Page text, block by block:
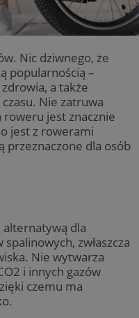
Nic dziwnego, że
popularnością –
a także
Nie zatruwa
jest znacznie
jest z rowerami
przeznaczone dla osób
dla
zwłaszcza
Nie wytwarza
i innych gazów
czemu ma